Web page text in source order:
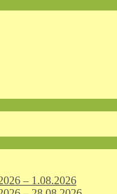
– 1.08.2026